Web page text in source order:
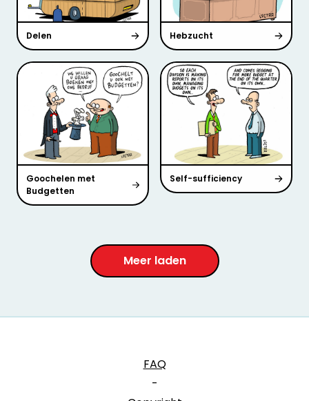
Delen Hebzucht
Goochelen met
Budgetten
Self-sufficiency
Meer laden
FAQ
-